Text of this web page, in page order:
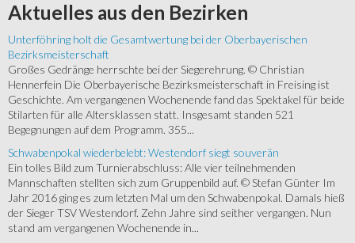
Aktuelles aus den Bezirken
Unterföhring holt die Gesamtwertung bei der Oberbayerischen
Bezirksmeisterschaft
Großes Gedränge herrschte bei der Siegerehrung. © Christian
Hennerfein Die Oberbayerische Bezirksmeisterschaft in Freising ist
Geschichte. Am vergangenen Wochenende fand das Spektakel für beide
Stilarten für alle Altersklassen statt. Insgesamt standen 521
Begegnungen auf dem Programm. 355...
Schwabenpokal wiederbelebt: Westendorf siegt souverän
Ein tolles Bild zum Turnierabschluss: Alle vier teilnehmenden
Mannschaften stellten sich zum Gruppenbild auf. © Stefan Günter Im
Jahr 2016 ging es zum letzten Mal um den Schwabenpokal. Damals hieß
der Sieger TSV Westendorf. Zehn Jahre sind seither vergangen. Nun
stand am vergangenen Wochenende in...